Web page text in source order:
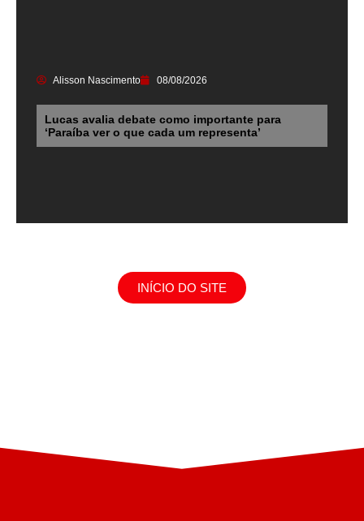
Alisson Nascimento 08/08/2026
Lucas avalia debate como importante para
‘Paraíba ver o que cada um representa’
INÍCIO DO SITE